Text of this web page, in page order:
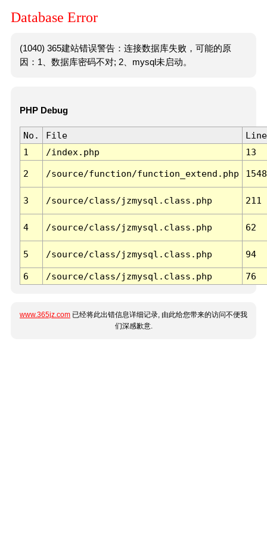
Database Error
(1040) 365建站错误警告：连接数据库失败，可能的原
因：1、数据库密码不对; 2、mysql未启动。
PHP Debug
No. File
Line
1
/index.php 13
2 /source/function/function_extend.php 1548
3 /source/class/jzmysql.class.php 211
4 /source/class/jzmysql.class.php 62
5 /source/class/jzmysql.class.php 94
6 /source/class/jzmysql.class.php 76
www.365jz.com 已经将此出错信息详细记录, 由此给您带来的访问不便我
们深感歉意.